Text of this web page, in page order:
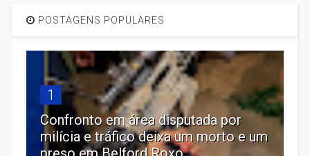
POSTAGENS POPULARES
1
Confronto em área disputada por
milícia e tráfico deixa um morto e um